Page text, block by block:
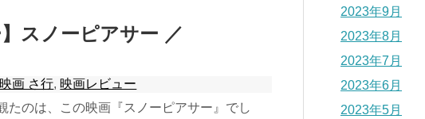
】スノーピアサー ／
画 さ行, 映画レビュー
たのは、この映画『スノーピアサー』でし
2023年9月
2023年8月
2023年7月
2023年6月
2023年5月